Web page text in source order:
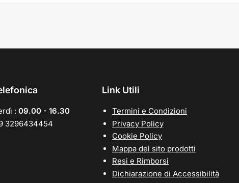
: 09.00 - 16.30
3296434454
Link Utili
Termini e Condizioni
Privacy Policy
Cookie Policy
Mappa del sito prodotti
Resi e Rimborsi
Dichiarazione di Accessibilità